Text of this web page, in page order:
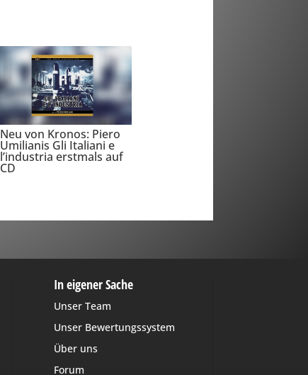
Neu von Kronos: Piero
Umilianis Gli Italiani e
l’industria erstmals auf
CD
In eigener Sache
Unser Team
Unser Bewertungssystem
Über uns
Forum